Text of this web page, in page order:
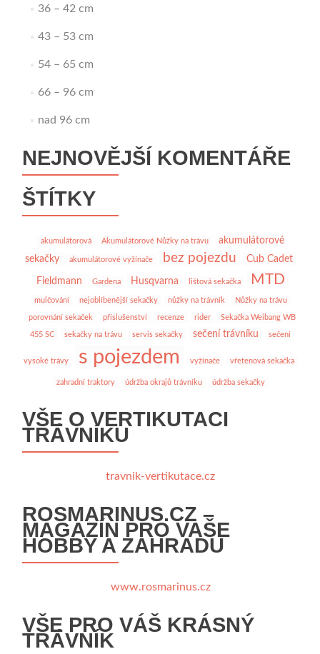
36 – 42 cm
43 – 53 cm
54 – 65 cm
66 – 96 cm
nad 96 cm
NEJNOVĚJŠÍ KOMENTÁŘE
ŠTÍTKY
akumulátorová Akumulátorové Nůžky na trávu
akumulátorové
sekačky
akumulátorové vyžínače bez pojezdu Cub Cadet
Fieldmann Gardena Husqvarna lištová sekačka MTD
mulčování nejoblíbenější sekačky nůžky na trávník Nůžky na trávu
porovnání sekaček příslušenství recenze rider Sekačka Weibang WB
455 SC sekačky na trávu servis sekačky sečení trávníku sečení
vysoké trávy s pojezdem vyžínače vřetenová sekačka
zahradní traktory údržba okrajů trávníku údržba sekačky
VŠE O VERTIKUTACI
TRÁVNÍKU
travnik-vertikutace.cz
ROSMARINUS.CZ –
MAGAZÍN PRO VAŠE
HOBBY A ZAHRADU
www.rosmarinus.cz
VŠE PRO VÁŠ KRÁSNÝ
TRÁVNÍK